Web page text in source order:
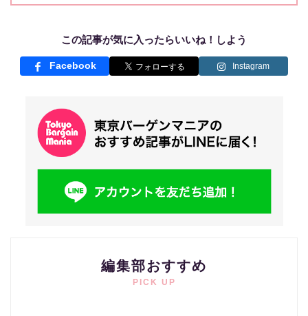
この記事が気に入ったらいいね！しよう
Facebook Instagram
編集部おすすめ
PICK UP